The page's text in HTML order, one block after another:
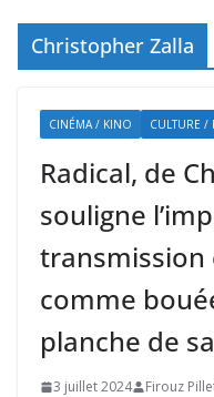
Christopher Zalla
CINÉMA / KINO CULTURE /
Radical, de
souligne
transmission
comme
planche de
3 juillet 2024 Firouz